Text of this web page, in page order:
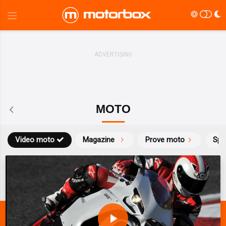
MOTO
Magazine Prove moto
Video moto